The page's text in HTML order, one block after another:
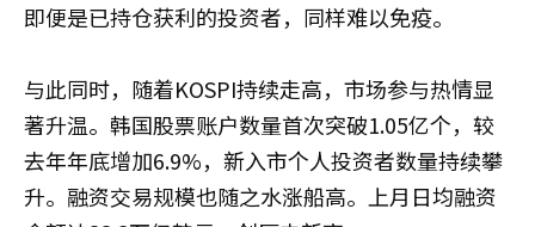
即便是已持仓获利的投资者，同样难以免疫。
与此同时，随着KOSPI持续走高，市场参与热情显
著升温。韩国股票账户数量首次突破1.05亿个，较
去年年底增加6.9%，新入市个人投资者数量持续攀
升。融资交易规模也随之水涨船高。上月日均融资